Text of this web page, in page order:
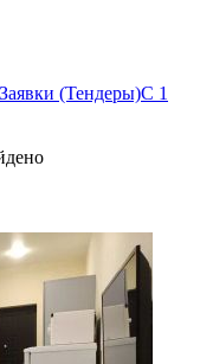
Заявки (Тендеры)С 1